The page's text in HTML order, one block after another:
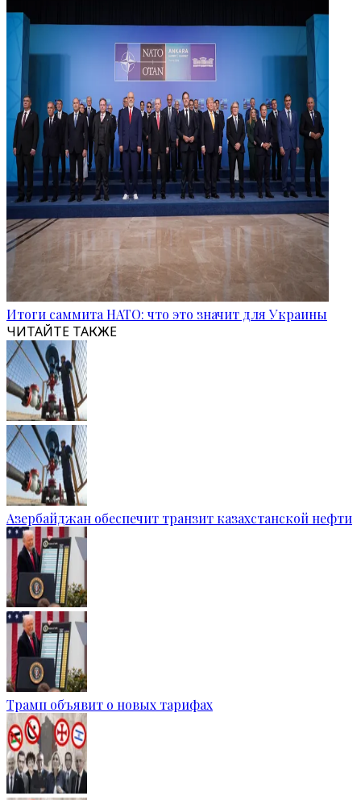
Итоги саммита НАТО: что это значит для Украины
ЧИТАЙТЕ ТАКЖЕ
Азербайджан обеспечит транзит казахстанской нефти
Трамп объявит о новых тарифах